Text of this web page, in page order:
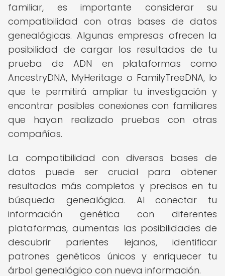
familiar, es importante considerar su
compatibilidad con otras bases de datos
genealógicas. Algunas empresas ofrecen la
posibilidad de cargar los resultados de tu
prueba de ADN en plataformas como
AncestryDNA, MyHeritage o FamilyTreeDNA, lo
que te permitirá ampliar tu investigación y
encontrar posibles conexiones con familiares
que hayan realizado pruebas con otras
compañías.
La compatibilidad con diversas bases de
datos puede ser crucial para obtener
resultados más completos y precisos en tu
búsqueda genealógica. Al conectar tu
información genética con diferentes
plataformas, aumentas las posibilidades de
descubrir parientes lejanos, identificar
patrones genéticos únicos y enriquecer tu
árbol genealógico con nueva información.